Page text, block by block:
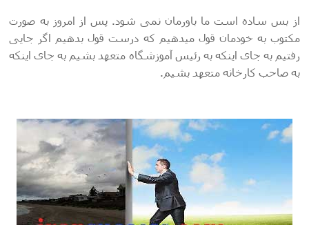
از بس ساده است ما باورمان نمی شود. پس از امروز به صورت
مکتوب به خودمان قول میدهیم که درست قول بدهیم اگر جایی
رفتیم به جای اینکه به رئیس آموزشگاه متعهد بشیم به جای اینکه
به صاحب کارخانه متعهد بشیم.